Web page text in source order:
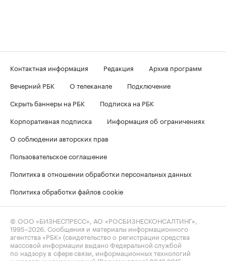
Контактная информация Редакция
Архив программ
Вечерний РБК
О телеканале
Подключение
Скрыть баннеры на РБК
Подписка на РБК
Корпоративная подписка
Информация об ограничениях
О соблюдении авторских прав
Пользовательское соглашение
Политика в отношении обработки персональных данных
Политика обработки файлов cookie
© ООО «БИЗНЕСПРЕСС», АО «РОСБИЗНЕСКОНСАЛТИНГ»,
1995–2026. Сообщения и материалы информационного
агентства «РБК» (свидетельство о регистрации средства
массовой информации выдано Федеральной службой
по надзору в сфере связи, информационных технологий